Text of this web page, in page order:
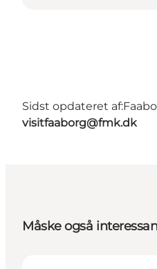
Sidst opdateret af:
visitfaaborg@fmk.dk
Måske også